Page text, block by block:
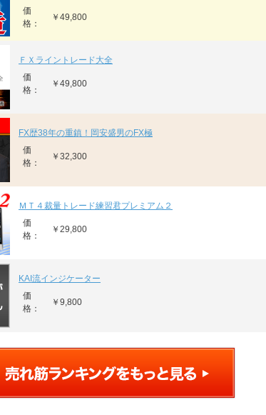
価
格：
￥49,800
ＦＸライントレード大全
価
格：
￥49,800
FX歴38年の重鎮！岡安盛男のFX極
価
格：
￥32,300
ＭＴ４裁量トレード練習君プレミアム２
価
格：
￥29,800
KAI流インジケーター
価
格：
￥9,800